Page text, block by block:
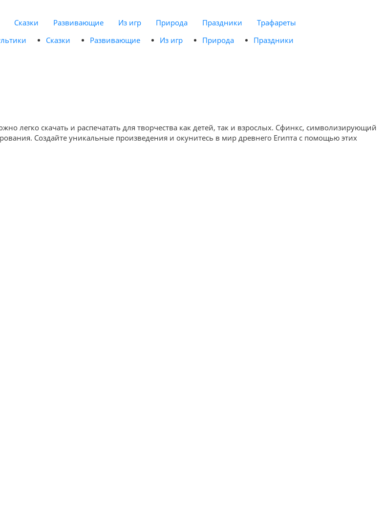
Сказки Развивающие Из игр Природа Праздники
Трафареты
Сказки Развивающие Из игр Природа
Праздники
легко скачать и распечатать для творчества как детей, так и взрослых. Сфинкс, символизирующий
Создайте уникальные произведения и окунитесь в мир древнего Египта с помощью этих